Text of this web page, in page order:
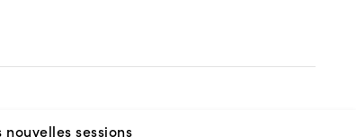
sessions